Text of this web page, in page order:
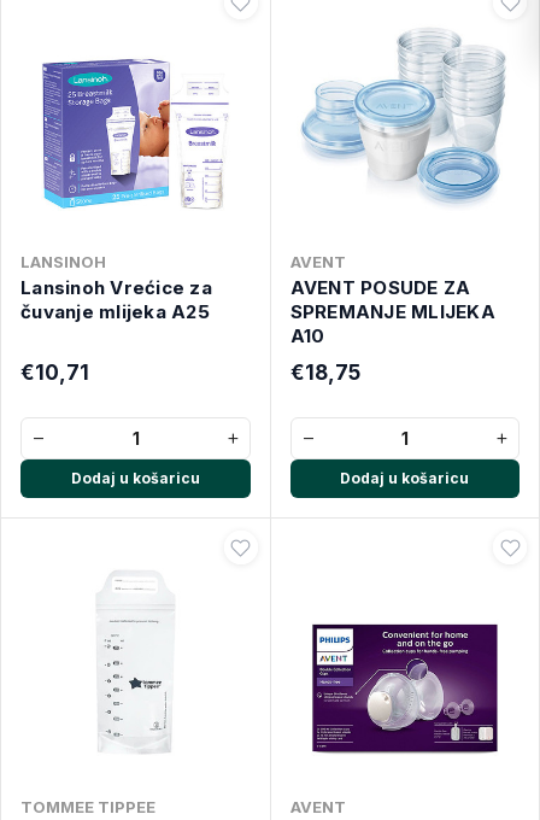
LANSINOH
Lansinoh Vrećice za
čuvanje mlijeka A25
€10,71
− +
Dodaj u košaricu
AVENT
AVENT POSUDE ZA
SPREMANJE MLIJEKA
A10
€18,75
− +
Dodaj u košaricu
TOMMEE TIPPEE AVENT